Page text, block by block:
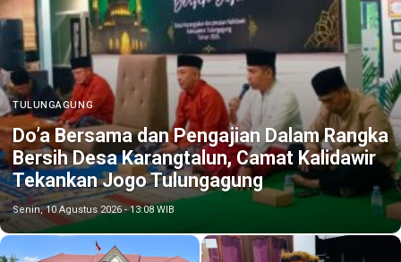
TULUNGAGUNG
Do’a Bersama dan Pengajian Dalam Rangka
Bersih Desa Karangtalun, Camat Kalidawir
Tekankan Jogo Tulungagung
Senin, 10 Agustus 2026 - 13:08 WIB